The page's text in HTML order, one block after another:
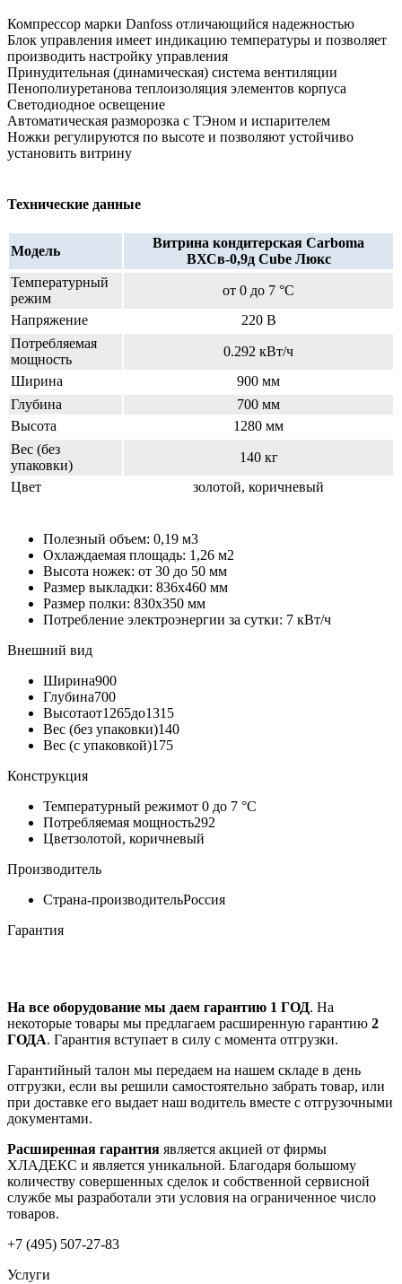
Компрессор марки Danfoss отличающийся надежностью
Блок управления имеет индикацию температуры и позволяет
производить настройку управления
Принудительная (динамическая) система вентиляции
Пенополиуретанова теплоизоляция элементов корпуса
Светодиодное освещение
Автоматическая разморозка с ТЭном и испарителем
Ножки регулируются по высоте и позволяют устойчиво
установить витрину
Технические данные
Модель
Витрина кондитерская Carboma
ВХСв-0,9д Cube Люкс
Температурный
режим
от 0 до 7 °С
Напряжение
220 В
Потребляемая
мощность
0.292 кВт/ч
Ширина
900 мм
Глубина
700 мм
Высота
1280 мм
Вес (без
упаковки)
140 кг
Цвет
золотой, коричневый
Полезный объем: 0,19 м3
Охлаждаемая площадь: 1,26 м2
Высота ножек: от 30 до 50 мм
Размер выкладки: 836х460 мм
Размер полки: 830х350 мм
Потребление электроэнергии за сутки: 7 кВт/ч
Внешний вид
Ширина900
Глубина700
Высотаот1265до1315
Вес (без упаковки)140
Вес (с упаковкой)175
Конструкция
Температурный режимот 0 до 7 °С
Потребляемая мощность292
Цветзолотой, коричневый
Производитель
Страна-производительРоссия
Гарантия
На все оборудование мы даем гарантию 1 ГОД. На
некоторые товары мы предлагаем расширенную гарантию 2
ГОДА. Гарантия вступает в силу с момента отгрузки.
Гарантийный талон мы передаем на нашем складе в день
отгрузки, если вы решили самостоятельно забрать товар, или
при доставке его выдает наш водитель вместе с отгрузочными
документами.
Расширенная гарантия является акцией от фирмы
ХЛАДЕКС и является уникальной. Благодаря большому
количеству совершенных сделок и собственной сервисной
службе мы разработали эти условия на ограниченное число
товаров.
+7 (495) 507-27-83
Услуги